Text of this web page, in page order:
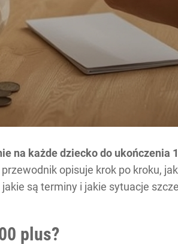
na każde dziecko do ukończenia
opisuje krok po kroku,
są terminy i jakie sytuacje
plus?